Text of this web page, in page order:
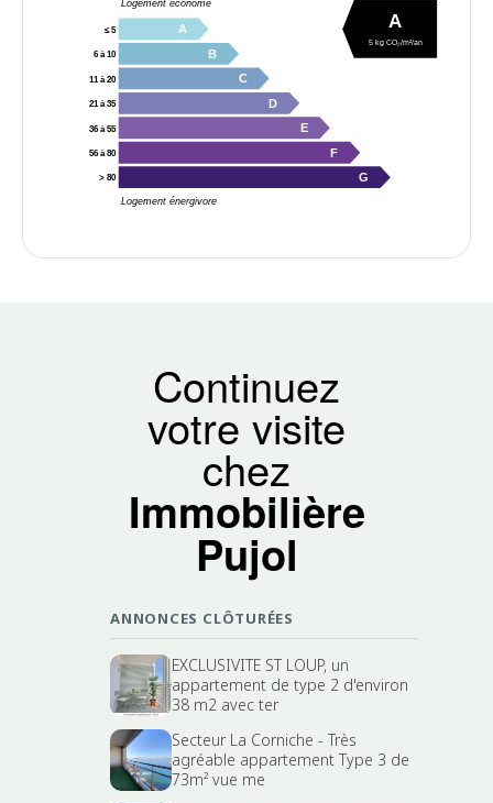
Logement économe
Logement énergivore
≤ 5 A
6 à 10 B
11 à 20 C
21 à 35 D
36 à 55 E
56 à 80 F
> 80 G
A
5 kg CO₂/m²/an
Continuez
votre visite
chez
Immobilière
Pujol
ANNONCES CLÔTURÉES
EXCLUSIVITE ST LOUP, un
appartement de type 2 d'environ
38 m2 avec ter
Secteur La Corniche - Très
agréable appartement Type 3 de
73m² vue me